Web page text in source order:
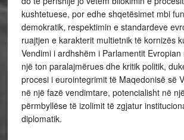
kushtetuese, por edhe shqetësimet mbi
demokratik, respektimin e standardeve
ruajtjen e karakterit multietnik të kornizës
Vendimi i ardhshëm i Parlamentit
një ton paralajmërues dhe kritik politik,
procesi i eurointegrimit të Maqedonisë së
në një fazë vendimtare, potencialisht në
përmbyllëse të izolimit të zgjatur
diplomatik.